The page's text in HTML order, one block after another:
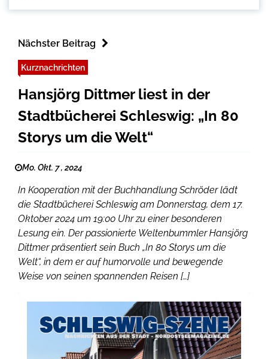
Nächster Beitrag
Kurznachrichten
Hansjörg Dittmer liest in der
Stadtbücherei Schleswig: „In 80
Storys um die Welt“
Mo. Okt. 7 , 2024
In Kooperation mit der Buchhandlung Schröder lädt
die Stadtbücherei Schleswig am Donnerstag, dem 17.
Oktober 2024 um 19:00 Uhr zu einer besonderen
Lesung ein. Der passionierte Weltenbummler Hansjörg
Dittmer präsentiert sein Buch „In 80 Storys um die
Welt“, in dem er auf humorvolle und bewegende
Weise von seinen spannenden Reisen […]